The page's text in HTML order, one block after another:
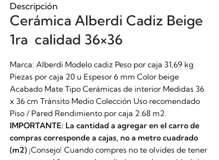
Descripción
Cerámica Alberdi Cadiz Beige
1ra calidad 36×36
Marca: Alberdi Modelo cadiz Peso por caja 31,69 kg
Piezas por caja 20 u Espesor 6 mm Color beige
Acabado Mate Tipo Cerámicas de interior Medidas 36
x 36 cm Tránsito Medio Colección Uso recomendado
Piso / Pared Rendimiento por caja 2.68 m2
IMPORTANTE: La cantidad a agregar en el carro de
compras corresponde a cajas, no a metro cuadrado
(m2) ¡Consejo! Cuando compres no te olvides de tener